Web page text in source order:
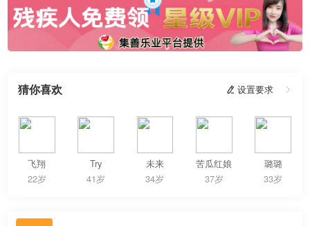
猜你喜欢  设置要求 
飞翔
22岁
Try
41岁
未来
34岁
苦瓜红娘
37岁
璐璐
33岁